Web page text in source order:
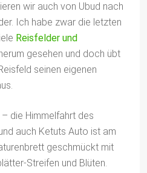
wir auch von Ubud nach
Ich habe zwar die letzten
Reisfelder und
gesehen und doch übt
seinen eigenen
– die Himmelfahrt des
auch Ketuts Auto ist am
geschmückt mit
Streifen und Blüten.